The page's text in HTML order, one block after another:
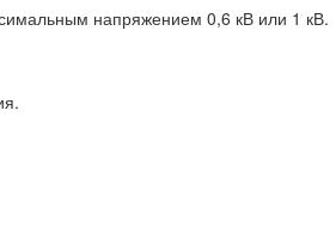
напряжением 0,6 кВ или 1 кВ.